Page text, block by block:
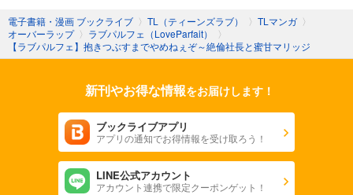
電子書籍・漫画 ブックライブ 〉 TL（ティーンズラブ） 〉 TLマンガ 〉
オーバーラップ 〉 ラブパルフェ（LoveParfait）
〉
【ラブパルフェ】抱きつぶすまでやめねぇぞ～絶倫社長と蜜甘マリッジ
新刊やお得な情報をお届けします！
ブックライブアプリ
アプリの通知でお得情報を受け取ろう！
LINE公式アカウント
アカウント連携で限定クーポンゲット！